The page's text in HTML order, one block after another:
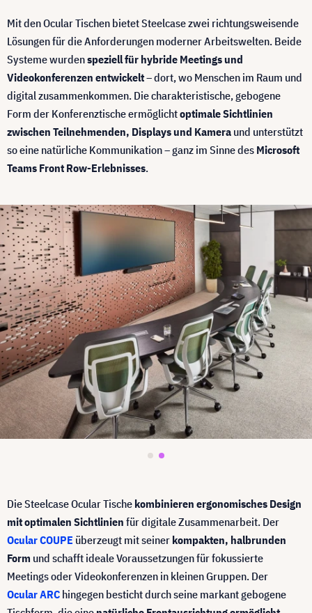
Mit den Ocular Tischen bietet Steelcase zwei richtungsweisende
Lösungen für die Anforderungen moderner Arbeitswelten. Beide
Systeme wurdenspeziell für hybride Meetings und
Videokonferenzen entwickelt– dort, wo Menschen im Raum und
digital zusammenkommen. Die charakteristische, gebogene
Form der Konferenztische ermöglichtoptimale Sichtlinien
zwischen Teilnehmenden, Displays und Kamera und unterstützt
so eine natürliche Kommunikation – ganz im Sinne des Microsoft
Teams Front Row-Erlebnisses.
Die Steelcase Ocular Tische kombinieren ergonomisches Design
mit optimalen Sichtlinien für digitale Zusammenarbeit. Der
Ocular COUPE überzeugt mit seiner kompakten, halbrunden
Form und schafft ideale Voraussetzungen für fokussierte
Meetings oder Videokonferenzen in kleinen Gruppen. Der
Ocular ARC hingegen besticht durch seine markant gebogene